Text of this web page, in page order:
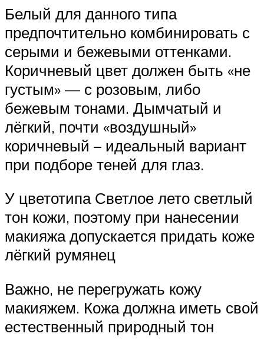
Белый для данного типа
предпочтительно комбинировать с
серыми и бежевыми оттенками.
Коричневый цвет должен быть «не
густым» — с розовым, либо
бежевым тонами. Дымчатый и
лёгкий, почти «воздушный»
коричневый – идеальный вариант
при подборе теней для глаз.
У цветотипа Светлое лето светлый
тон кожи, поэтому при нанесении
макияжа допускается придать коже
лёгкий румянец
Важно, не перегружать кожу
макияжем. Кожа должна иметь свой
естественный природный тон